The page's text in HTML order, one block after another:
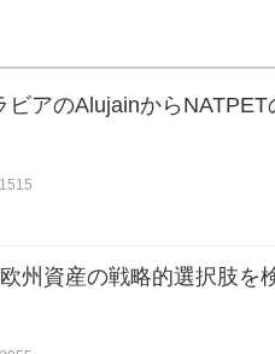
ビアのAlujainからNATPET
1515
州資産の戦略的選択肢を